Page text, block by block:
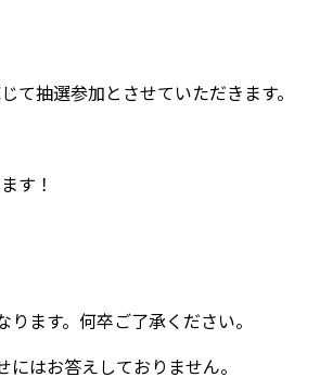
て抽選参加とさせていただきます。
す！
ます。何卒ご了承ください。
はお答えしておりません。